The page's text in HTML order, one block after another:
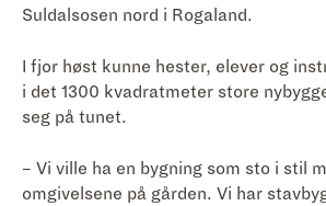
Suldalsosen nord i Rogaland.
I fjor høst kunne hester, elever og
i det 1300 kvadratmeter store
seg på tunet.
– Vi ville ha en bygning som sto i stil
omgivelsene på gården. Vi har